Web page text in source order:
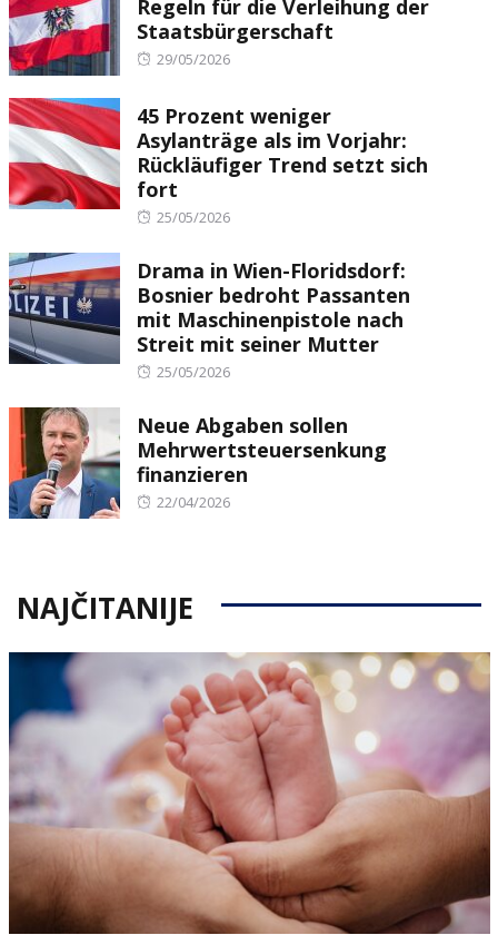
Regeln für die Verleihung der
Staatsbürgerschaft
Posted
29/05/2026
45 Prozent weniger
Asylanträge als im Vorjahr:
Rückläufiger Trend setzt sich
fort
Posted
25/05/2026
Drama in Wien-Floridsdorf:
Bosnier bedroht Passanten
mit Maschinenpistole nach
Streit mit seiner Mutter
Posted
25/05/2026
Neue Abgaben sollen
Mehrwertsteuersenkung
finanzieren
Posted
22/04/2026
NAJČITANIJE